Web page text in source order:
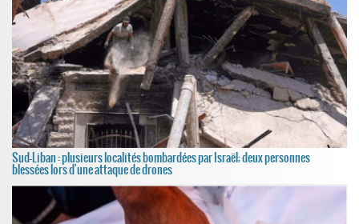
Sud-Liban : plusieurs localités bombardées par Israël; deux personnes
blessées lors d'une attaque de drones